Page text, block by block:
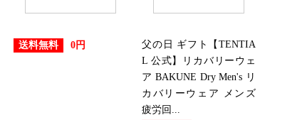
送料無料 0円
父の日 ギフト【TENTIA
L 公式】リカバリーウェ
ア BAKUNE Dry Men's リ
カバリーウェア メンズ
疲労回...